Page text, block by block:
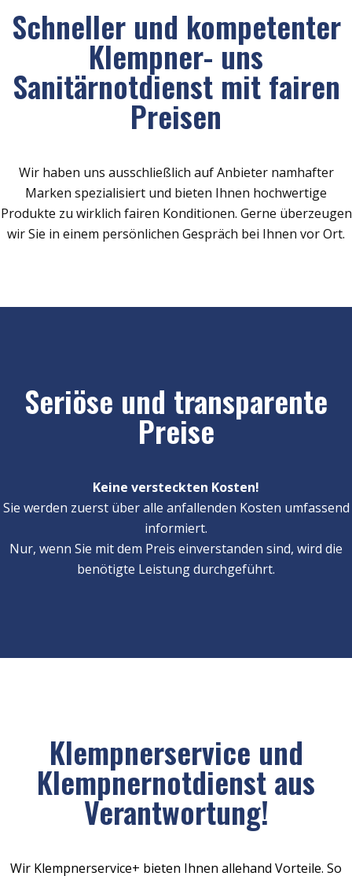
Schneller und kompetenter
Klempner- uns
Sanitärnotdienst mit fairen
Preisen
Wir haben uns ausschließlich auf Anbieter namhafter
Marken spezialisiert und bieten Ihnen hochwertige
Produkte zu wirklich fairen Konditionen. Gerne überzeugen
wir Sie in einem persönlichen Gespräch bei Ihnen vor Ort.
Seriöse und transparente
Preise
Keine versteckten Kosten!
Sie werden zuerst über alle anfallenden Kosten umfassend
informiert.
Nur, wenn Sie mit dem Preis einverstanden sind, wird die
benötigte Leistung durchgeführt.
Klempnerservice und
Klempnernotdienst aus
Verantwortung!
Wir Klempnerservice+ bieten Ihnen allehand Vorteile. So